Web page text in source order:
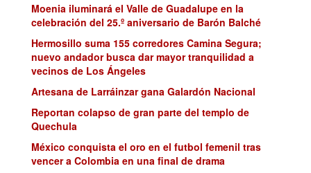
Moenia iluminará el Valle de Guadalupe en la
celebración del 25.º aniversario de Barón Balché
Hermosillo suma 155 corredores Camina Segura;
nuevo andador busca dar mayor tranquilidad a
vecinos de Los Ángeles
Artesana de Larráinzar gana Galardón Nacional
Reportan colapso de gran parte del templo de
Quechula
México conquista el oro en el futbol femenil tras
vencer a Colombia en una final de drama